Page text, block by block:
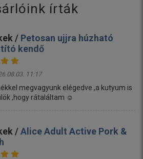
írták
/ Petosan ujjra húzható
kendő
11:17
megvagyunk elégedve ,a kutyum is
,hogy rátaláltam ☺️
/Alice Adult Active Pork &